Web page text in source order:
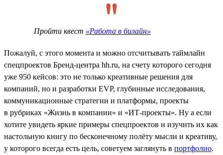
Пройти квест «Работа в билайн»
Пожалуй, с этого момента и можно отсчитывать таймлайн
спецпроектов Бренд-центра hh.ru, на счету которого сегодня
уже 950 кейсов: это не только креативные решения для
компаний, но и разработки EVP, глубинные исследования,
коммуникационные стратегии и платформы, проекты
в рубриках «Жизнь в компании» и «ИТ-проекты». Ну а если
хотите увидеть яркие примеры спецпроектов и изучить их как
настольную книгу по бесконечному полёту мысли и креативу,
у которого всегда есть цель, советуем заглянуть в портфолио.